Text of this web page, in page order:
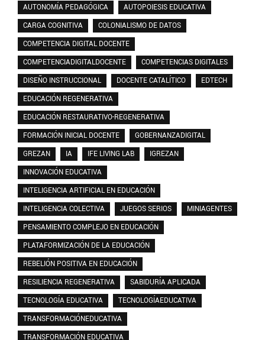
AUTONOMÍA PEDAGÓGICA
AUTOPOIESIS EDUCATIVA
CARGA COGNITIVA
COLONIALISMO DE DATOS
COMPETENCIA DIGITAL DOCENTE
COMPETENCIADIGITALDOCENTE
COMPETENCIAS DIGITALES
DISEÑO INSTRUCCIONAL
DOCENTE CATALÍTICO
EDTECH
EDUCACIÓN REGENERATIVA
EDUCACIÓN RESTAURATIVO-REGENERATIVA
FORMACIÓN INICIAL DOCENTE
GOBERNANZADIGITAL
GREZAN
IA IFE LIVING LAB
IGREZAN
INNOVACIÓN EDUCATIVA
INTELIGENCIA ARTIFICIAL EN EDUCACIÓN
INTELIGENCIA COLECTIVA
JUEGOS SERIOS
MINIAGENTES
PENSAMIENTO COMPLEJO EN EDUCACIÓN
PLATAFORMIZACIÓN DE LA EDUCACIÓN
REBELIÓN POSITIVA EN EDUCACIÓN
RESILIENCIA REGENERATIVA
SABIDURÍA APLICADA
TECNOLOGÍA EDUCATIVA
TECNOLOGÍAEDUCATIVA
TRANSFORMACIÓNEDUCATIVA
TRANSFORMACIÓN EDUCATIVA